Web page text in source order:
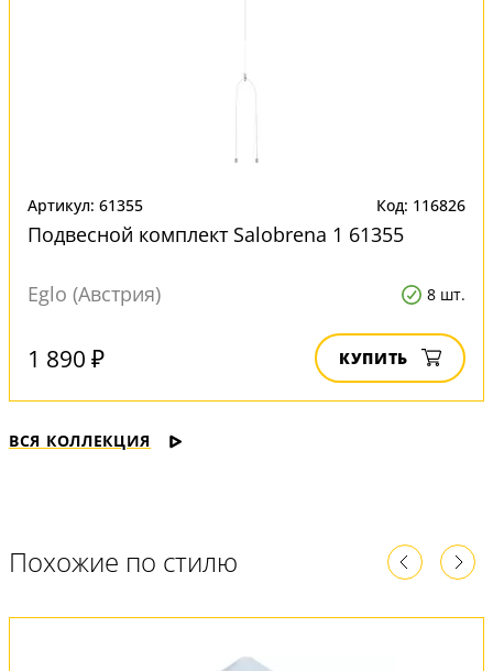
Артикул: 61355 Код: 116826
Подвесной комплект Salobrena 1 61355
Eglo (Австрия) 8 шт.
1 890 ₽ КУПИТЬ
ВСЯ КОЛЛЕКЦИЯ
Похожие по стилю